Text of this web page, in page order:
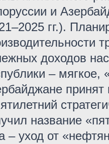
и
гг.).
доходов
–
принят
название
– уход от